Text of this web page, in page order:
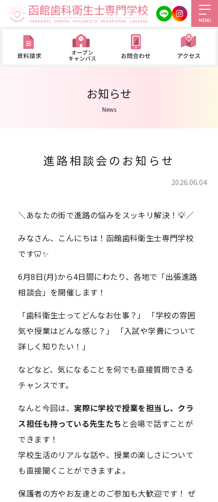
MENU
お知らせ
News
進路相談会のお知らせ
2026.06.04
＼あなたの街で進路の悩みをスッキリ解決！💡／
みなさん、こんにちは！函館歯科衛生士専門学校
です🦷✨
6月8日(月)から4日間にわたり、各地で「出張進路
相談会」を開催します！
「歯科衛生士ってどんなお仕事？」 「学校の雰囲
気や授業はどんな感じ？」 「入試や学費について
詳しく知りたい！」
などなど、気になることを何でも直接質問できる
チャンスです。
なんと今回は、 実際に学校で授業を担当し、クラ
ス担任も持っている先生たち と会場で話すことが
できます！
学校生活のリアルな話や、授業の楽しさについて
も直接聞くことができますよ。
保護者の方やお友達とのご参加も大歓迎です！ ぜ